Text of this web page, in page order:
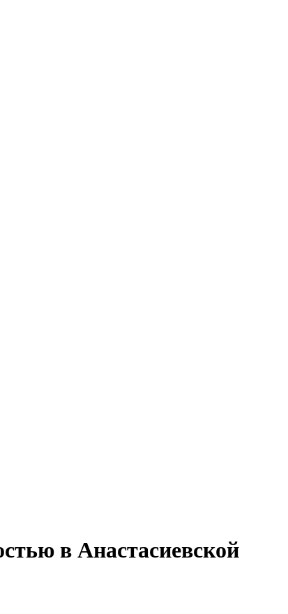
в Анастасиевской